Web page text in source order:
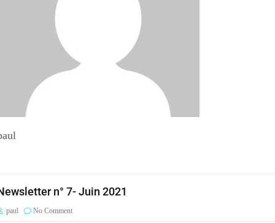
n° 7- Juin 2021
paul No Comment